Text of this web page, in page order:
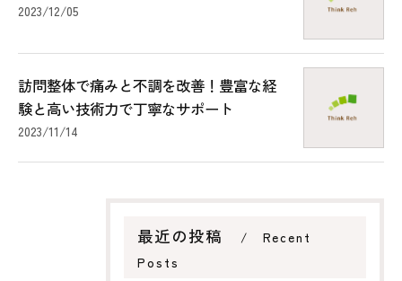
2023/12/05
訪問整体で痛みと不調を改善！豊富な経
験と高い技術力で丁寧なサポート
2023/11/14
最近の投稿
Recent
Posts